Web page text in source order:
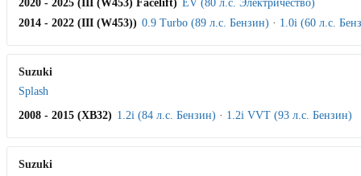
2020 - 2025 (III (W453) Facelift) EV (80 л.с. Электричество)
2014 - 2022 (III (W453)) 0.9 Turbo (89 л.с. Бензин) · 1.0i (60 л.с.
Suzuki
Splash
2008 - 2015 (XB32) 1.2i (84 л.с. Бензин) · 1.2i VVT (93 л.с. Бензин)
Suzuki